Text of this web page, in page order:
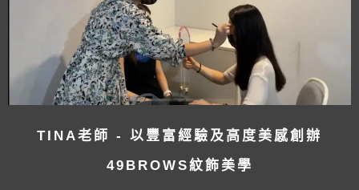
TINA老師 - 以豐富經驗及高度美感創辦
49BROWS紋飾美學